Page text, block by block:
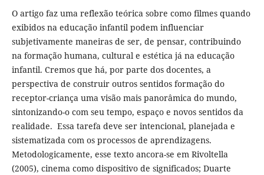
O artigo faz uma reflexão teórica sobre como filmes quando
exibidos na educação infantil podem influenciar
subjetivamente maneiras de ser, de pensar, contribuindo
na formação humana, cultural e estética já na educação
infantil. Cremos que há, por parte dos docentes, a
perspectiva de construir outros sentidos formação do
receptor-criança uma visão mais panorâmica do mundo,
sintonizando-o com seu tempo, espaço e novos sentidos da
realidade. Essa tarefa deve ser intencional, planejada e
sistematizada com os processos de aprendizagens.
Metodologicamente, esse texto ancora-se em Rivoltella
(2005), cinema como dispositivo de significados; Duarte